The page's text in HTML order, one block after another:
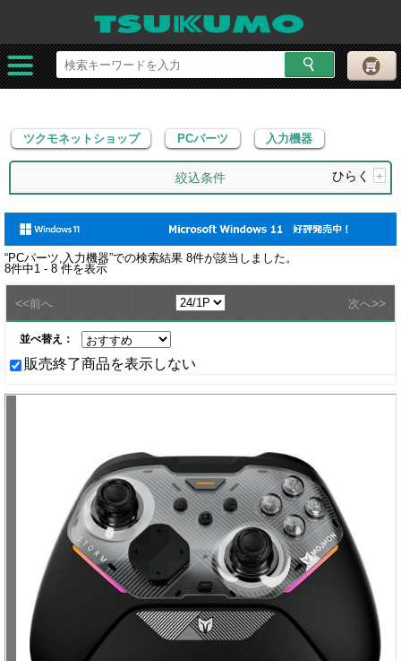
ツクモネットショップ PCパーツ
ツクモネットショップ PCパーツ 入力機器
絞込条件 ひらく +
“PCパーツ,入力機器”での検索結果 8件が該当しました。
8件中1 - 8 件を表示
<<前へ 次へ>>
並べ替え：
販売終了商品を表示しない